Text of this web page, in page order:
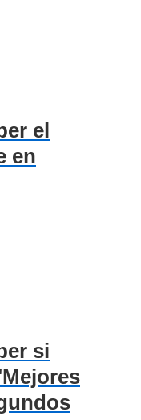
el
en
si